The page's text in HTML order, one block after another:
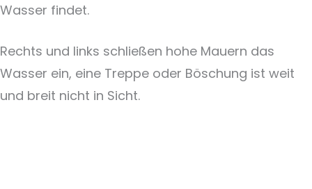
Wasser findet.
Rechts und links schließen hohe Mauern das
Wasser ein, eine Treppe oder Böschung ist weit
und breit nicht in Sicht.